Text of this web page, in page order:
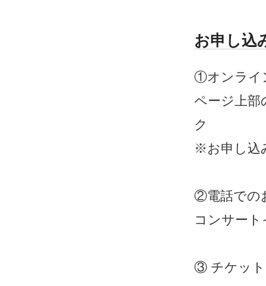
お申し込
①オンライ
ページ上部
ク
※ お申し込
②電話での
コンサート
③ チケッ